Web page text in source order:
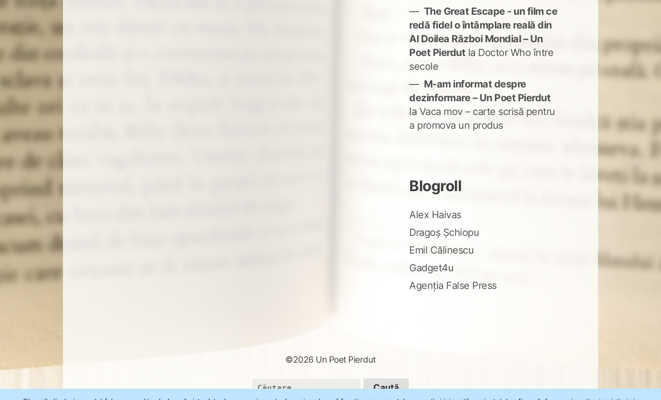
The Great Escape - un film ce
redă fidel o întâmplare reală din
Al Doilea Război Mondial – Un
Poet Pierdut la Doctor Who între
secole
M-am informat despre
dezinformare – Un Poet Pierdut
la Vaca mov – carte scrisă pentru
a promova un produs
Blogroll
Alex Haivas
Dragoș Șchiopu
Emil Călinescu
Gadget4u
Agenția False Press
©2026 Un Poet Pierdut
Caută